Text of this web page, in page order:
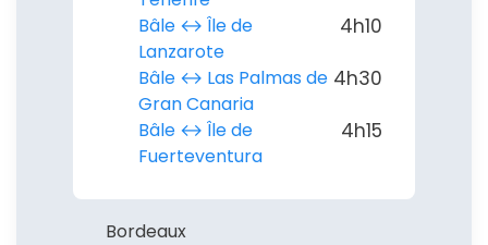
Bâle ↔︎ Île de
Lanzarote
4h10
Bâle ↔︎ Las Palmas de
Gran Canaria
4h30
Bâle ↔︎ Île de
Fuerteventura
4h15
Bordeaux